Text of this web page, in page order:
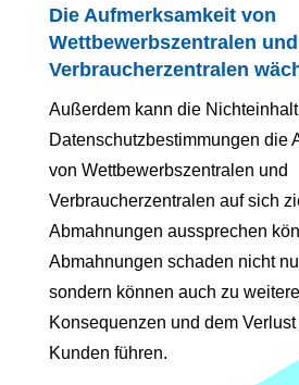
Die Aufmerksamkeit von
Wettbewerbszentralen und
Verbraucherzentralen
Außerdem kann die
Datenschutzbestimmungen die
von Wettbewerbszentralen und
Verbraucherzentralen auf sich
Abmahnungen aussprechen
Abmahnungen schaden nicht
sondern können auch zu
Konsequenzen und dem
Kunden führen.